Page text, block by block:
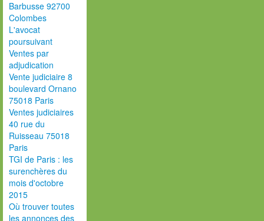
Barbusse 92700
Colombes
L'avocat
poursuivant
Ventes par
adjudication
Vente judiciaire 8
boulevard Ornano
75018 Paris
Ventes judiciaires
40 rue du
Ruisseau 75018
Paris
TGI de Paris : les
surenchères du
mois d'octobre
2015
Où trouver toutes
les annonces des